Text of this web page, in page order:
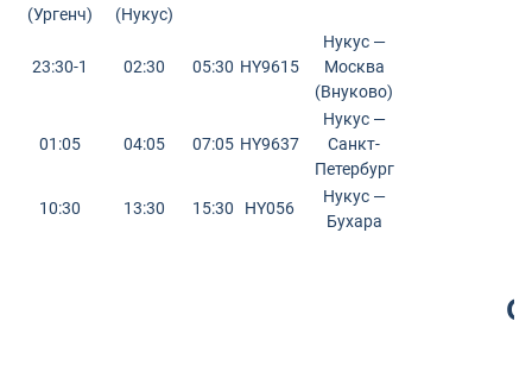
(Ургенч)
(Нукус)
23:30-1 02:30 05:30 HY9615
Нукус —
Москва
(Внуково)
01:05 04:05 07:05 HY9637
Нукус —
Санкт-
Петербург
10:30 13:30 15:30 HY056
Нукус —
Бухара